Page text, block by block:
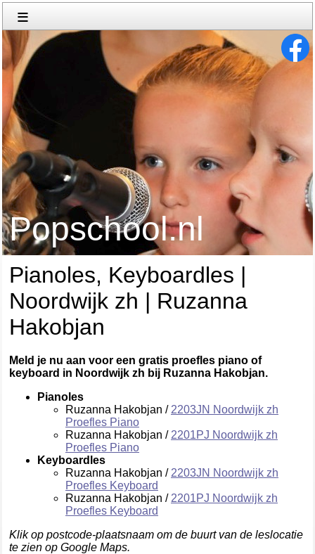
≡
Popschool.nl
Pianoles, Keyboardles |
Noordwijk zh | Ruzanna
Hakobjan
Meld je nu aan voor een gratis proefles piano of
keyboard in Noordwijk zh bij Ruzanna Hakobjan.
Pianoles
Ruzanna Hakobjan / 2203JN Noordwijk zh
Proefles Piano
Ruzanna Hakobjan / 2201PJ Noordwijk zh
Proefles Piano
Keyboardles
Ruzanna Hakobjan / 2203JN Noordwijk zh
Proefles Keyboard
Ruzanna Hakobjan / 2201PJ Noordwijk zh
Proefles Keyboard
Klik op postcode-plaatsnaam om de buurt van de leslocatie
te zien op Google Maps.